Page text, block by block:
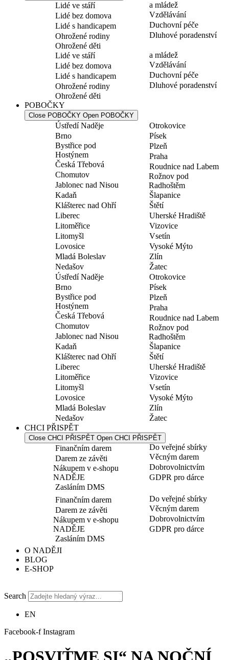
Lidé ve stáří
Lidé bez domova
Lidé s handicapem
Ohrožené rodiny
Ohrožené děti
a mládež
Vzdělávání
Duchovní péče
Dluhové poradenství
Lidé ve stáří
Lidé bez domova
Lidé s handicapem
Ohrožené rodiny
Ohrožené děti
a mládež
Vzdělávání
Duchovní péče
Dluhové poradenství
POBOČKY
Close POBOČKY Open POBOČKY
Ústředí Naděje
Brno
Bystřice pod
Hostýnem
Česká Třebová
Chomutov
Jablonec nad Nisou
Kadaň
Klášterec nad Ohří
Liberec
Litoměřice
Litomyšl
Lovosice
Mladá Boleslav
Nedašov
Otrokovice
Písek
Plzeň
Praha
Roudnice nad Labem
Rožnov pod
Radhoštěm
Šlapanice
Štětí
Uherské Hradiště
Vizovice
Vsetín
Vysoké Mýto
Zlín
Žatec
Ústředí Naděje
Brno
Bystřice pod
Hostýnem
Česká Třebová
Chomutov
Jablonec nad Nisou
Kadaň
Klášterec nad Ohří
Liberec
Litoměřice
Litomyšl
Lovosice
Mladá Boleslav
Nedašov
Otrokovice
Písek
Plzeň
Praha
Roudnice nad Labem
Rožnov pod
Radhoštěm
Šlapanice
Štětí
Uherské Hradiště
Vizovice
Vsetín
Vysoké Mýto
Zlín
Žatec
CHCI PŘISPĚT
Close CHCI PŘISPĚT Open CHCI PŘISPĚT
Finančním darem
Darem ze závěti
Nákupem v e-shopu
NADĚJE
Zasláním DMS
Do veřejné sbírky
Věcným darem
Dobrovolnictvím
GDPR pro dárce
Finančním darem
Darem ze závěti
Nákupem v e-shopu
NADĚJE
Zasláním DMS
Do veřejné sbírky
Věcným darem
Dobrovolnictvím
GDPR pro dárce
O NADĚJI
BLOG
E-SHOP
Search
EN
Facebook-f Instagram